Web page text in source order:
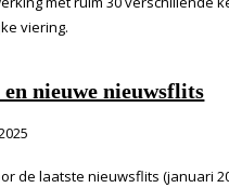
viering.
en nieuwe nieuwsflits
de laatste nieuwsflits (januari